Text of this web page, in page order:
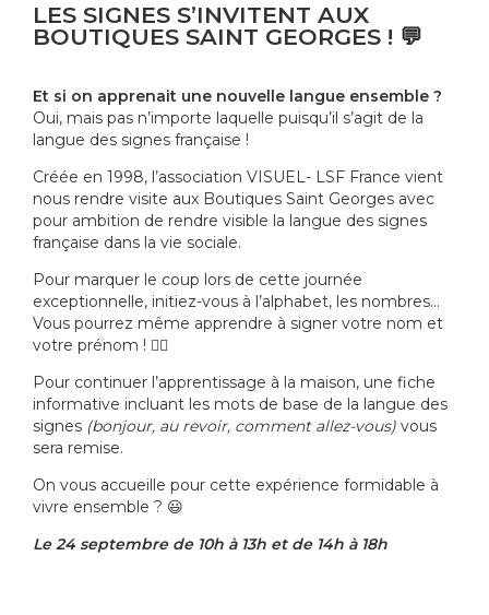
LES SIGNES S’INVITENT AUX
BOUTIQUES SAINT GEORGES ! 💬
Et si on apprenait une nouvelle langue ensemble ?
Oui, mais pas n’importe laquelle puisqu’il s’agit de la
langue des signes française !
Créée en 1998, l’association VISUEL- LSF France vient
nous rendre visite aux Boutiques Saint Georges avec
pour ambition de rendre visible la langue des signes
française dans la vie sociale.
Pour marquer le coup lors de cette journée
exceptionnelle, initiez-vous à l’alphabet, les nombres…
Vous pourrez même apprendre à signer votre nom et
votre prénom ! 👌🏻
Pour continuer l’apprentissage à la maison, une fiche
informative incluant les mots de base de la langue des
signes (bonjour, au revoir, comment allez-vous) vous
sera remise.
On vous accueille pour cette expérience formidable à
vivre ensemble ? 😃
Le 24 septembre de 10h à 13h et de 14h à 18h